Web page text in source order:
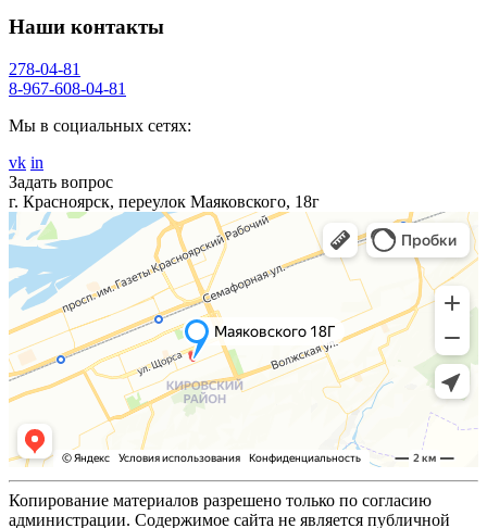
Наши контакты
278-04-81
8-967-608-04-81
Мы в социальных сетях:
vk in
Задать вопрос
г. Красноярск, переулок Маяковского, 18г
Копирование материалов разрешено только по согласию
администрации. Содержимое сайта не является публичной